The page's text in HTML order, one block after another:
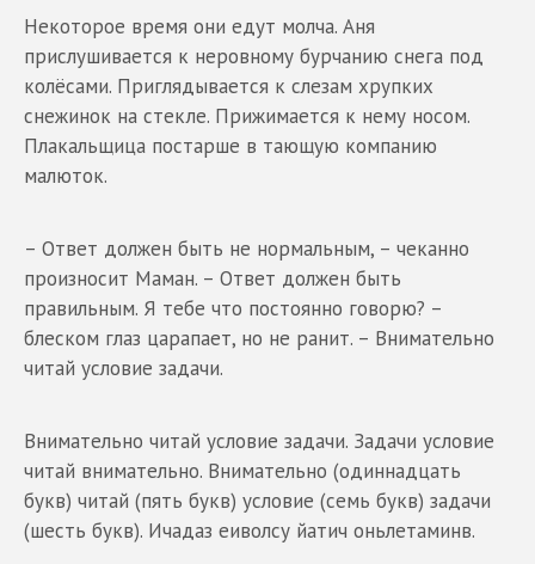
Некоторое время они едут молча. Аня
прислушивается к неровному бурчанию снега под
колёсами. Приглядывается к слезам хрупких
снежинок на стекле. Прижимается к нему носом.
Плакальщица постарше в тающую компанию
малюток.
– Ответ должен быть не нормальным, – чеканно
произносит Маман. – Ответ должен быть
правильным. Я тебе что постоянно говорю? –
блеском глаз царапает, но не ранит. – Внимательно
читай условие задачи.
Внимательно читай условие задачи. Задачи условие
читай внимательно. Внимательно (одиннадцать
букв) читай (пять букв) условие (семь букв) задачи
(шесть букв). Ичадаз еиволсу йатич оньлетаминв.